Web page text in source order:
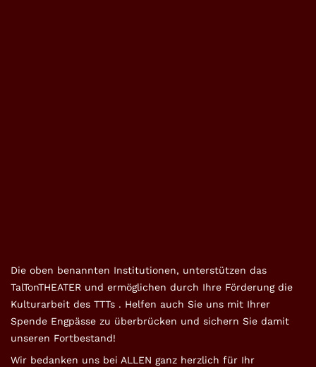
Die oben benannten Institutionen, unterstützen das
TalTonTHEATER und ermöglichen durch Ihre Förderung die
Kulturarbeit des TTTs . Helfen auch Sie uns mit Ihrer
Spende Engpässe zu überbrücken und sichern Sie damit
unseren Fortbestand!
Wir bedanken uns bei ALLEN ganz herzlich für Ihr